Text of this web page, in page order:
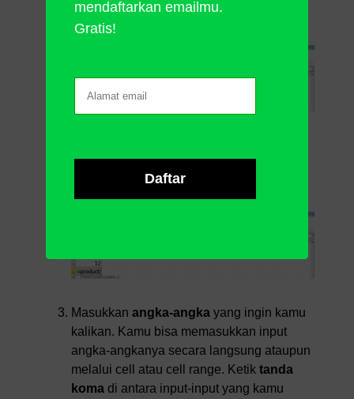
perkalianmu
setelah =
Masukkan angka-angka yang ingin kamu
kalikan. Kamu bisa memasukkan input
angka-angkanya secara langsung ataupun
melalui cell atau cell range. Ketik tanda
koma di antara input-input yang kamu
mendaftarkan emailmu.
Gratis!